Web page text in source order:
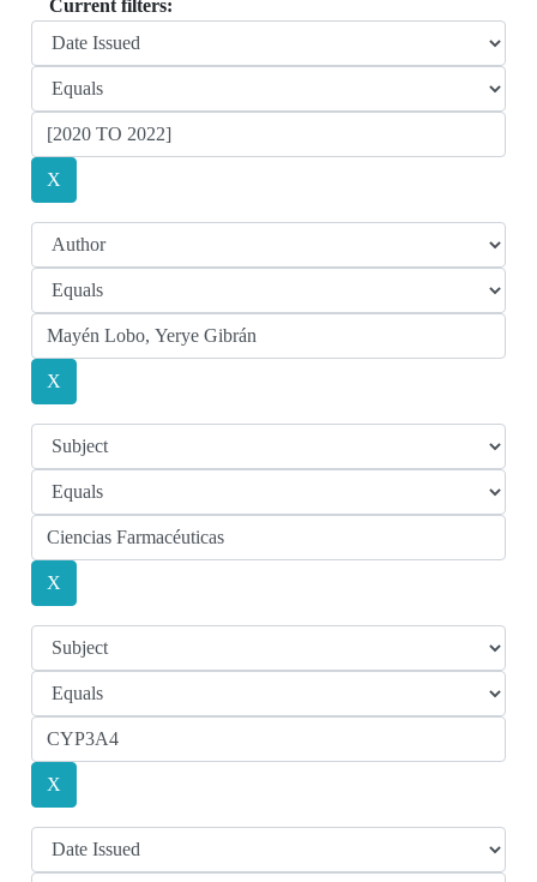
Current filters: